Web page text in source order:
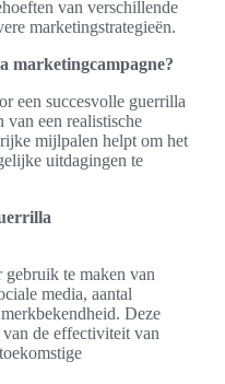
van verschillende
marketingstrategieën.
marketingcampagne?
een succesvolle guerrilla
van een realistische
mijlpalen helpt om het
uitdagingen te
gebruik te maken van
media, aantal
Deze
de effectiviteit van